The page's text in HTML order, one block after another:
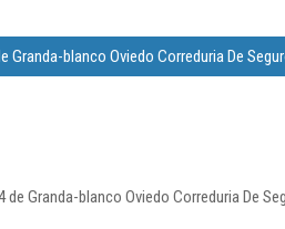
blanco Oviedo Correduria De
Granda-blanco Oviedo Correduria De